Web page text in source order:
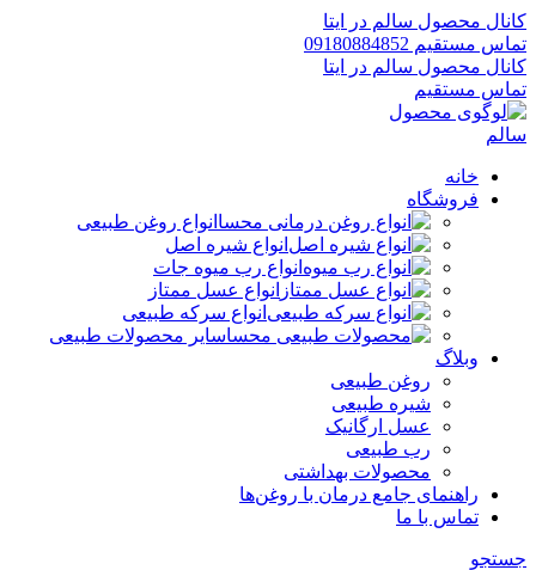
کانال محصول سالم در ایتا
تماس مستقیم 09180884852
کانال محصول سالم در ایتا
تماس مستقیم
خانه
فروشگاه
انواع روغن طبیعی
انواع شیره اصل
انواع رب میوه جات
انواع عسل ممتاز
انواع سرکه طبیعی
سایر محصولات طبیعی
وبلاگ
روغن طبیعی
شیره طبیعی
عسل ارگانیک
رب طبیعی
محصولات بهداشتی
راهنمای جامع درمان با روغن‌ها
تماس با ما
جستجو